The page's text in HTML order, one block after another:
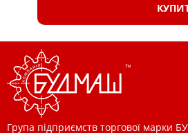
Група підприємств торгової марки